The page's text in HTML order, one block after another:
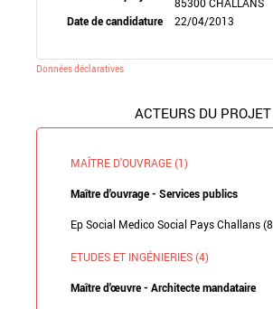
Date de candidature
22/04/2013
Données déclaratives
ACTEURS DU PROJET
MAÎTRE D'OUVRAGE (1)
Maître d'ouvrage - Services publics
Ep Social Medico Social Pays Challans
ETUDES ET INGÉNIERIES (4)
Maître d'œuvre - Architecte mandataire